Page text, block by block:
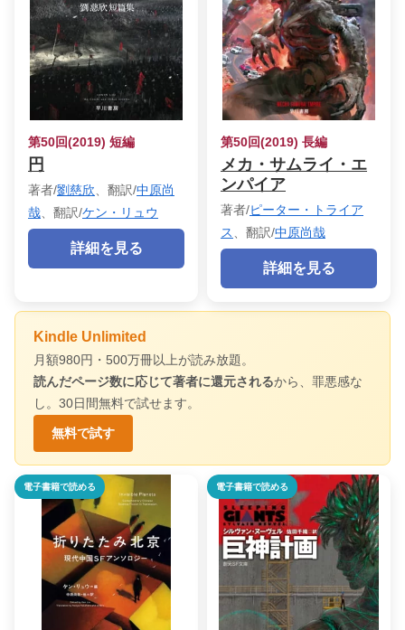
第50回(2019) 短編
円
著者/劉慈欣 、翻訳/中原尚
哉 、翻訳/ケン・リュウ
詳細を見る
第50回(2019) 長編
メカ・サムライ・エ
ンパイア
著者/ピーター・トライア
ス
、翻訳/中原尚哉
詳細を見る
Kindle Unlimited
月額980円・500万冊以上が読み放題。
読んだページ数に応じて著者に還元されるから、罪悪感な
し。30日間無料で試せます。
無料で試す
電子書籍で読める 電子書籍で読める